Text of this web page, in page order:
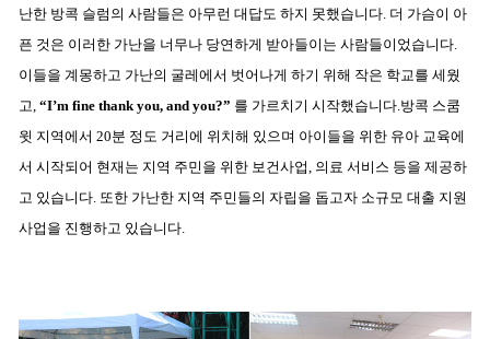
난한 방콕 슬럼의 사람들은 아무런 대답도 하지 못했습니다. 더 가슴이 아
픈 것은 이러한 가난을 너무나 당연하게 받아들이는 사람들이었습니다.
이들을 계몽하고 가난의 굴레에서 벗어나게 하기 위해 작은 학교를 세웠
고, “I’m fine thank you, and you?” 를 가르치기 시작했습니다.방콕 스쿰
윗 지역에서 20분 정도 거리에 위치해 있으며 아이들을 위한 유아 교육에
서 시작되어 현재는 지역 주민을 위한 보건사업, 의료 서비스 등을 제공하
고 있습니다. 또한 가난한 지역 주민들의 자립을 돕고자 소규모 대출 지원
사업을 진행하고 있습니다.